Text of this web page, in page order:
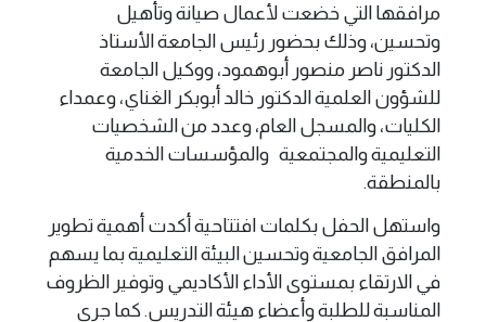
مرافقها التي خضعت لأعمال صيانة وتأهيل
وتحسين، وذلك بحضور رئيس الجامعة الأستاذ
الدكتور ناصر منصور أبوهمود، ووكيل الجامعة
للشؤون العلمية الدكتور خالد أبوبكر الغناي، وعمداء
الكليات، والمسجل العام، وعدد من الشخصيات
التعليمية والمجتمعية والمؤسسات الخدمية
بالمنطقة.
واستهل الحفل بكلمات افتتاحية أكدت أهمية تطوير
المرافق الجامعية وتحسين البيئة التعليمية بما يسهم
في الارتقاء بمستوى الأداء الأكاديمي وتوفير الظروف
المناسبة للطلبة وأعضاء هيئة التدريس. كما جرى